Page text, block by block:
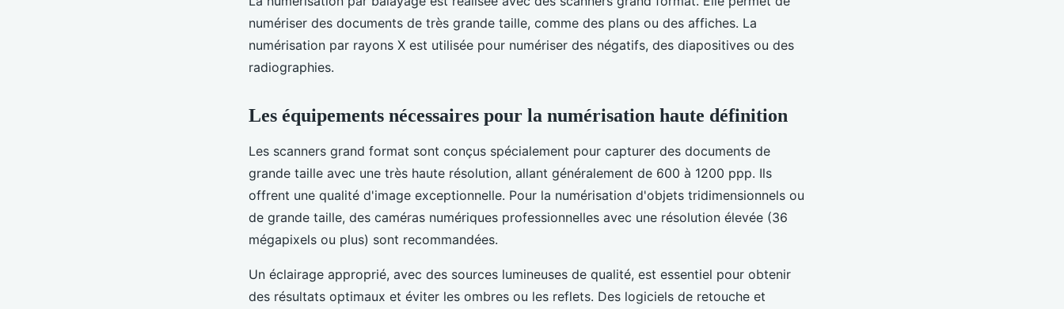
numériser des documents de très grande taille, comme des plans ou des affiches. La
numérisation par rayons X est utilisée pour numériser des négatifs, des diapositives ou des
radiographies.
Les équipements nécessaires pour la numérisation haute définition
Les scanners grand format sont conçus spécialement pour capturer des documents de
grande taille avec une très haute résolution, allant généralement de 600 à 1200 ppp. Ils
offrent une qualité d'image exceptionnelle. Pour la numérisation d'objets tridimensionnels ou
de grande taille, des caméras numériques professionnelles avec une résolution élevée (36
mégapixels ou plus) sont recommandées.
Un éclairage approprié, avec des sources lumineuses de qualité, est essentiel pour obtenir
des résultats optimaux et éviter les ombres ou les reflets. Des logiciels de retouche et